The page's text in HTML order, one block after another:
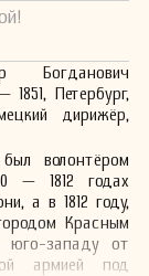
Богданович
Петербург,
дирижёр,
волонтёром
— 1812 годах
а в 1812 году,
Красным
западу от
армией под